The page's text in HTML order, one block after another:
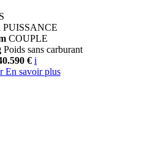
PUISSANCE
COUPLE
Poids sans carburant
€ i
En savoir plus